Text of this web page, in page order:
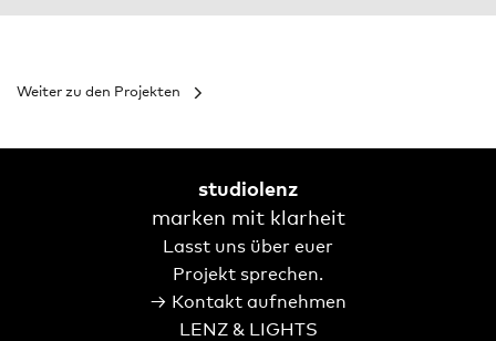
Weiter zu den Projekten
studiolenz
marken mit klarheit
Lasst uns über euer
Projekt sprechen.
→ Kontakt aufnehmen
LENZ & LIGHTS